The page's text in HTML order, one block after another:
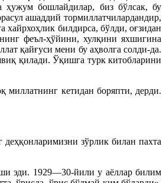
ҳужум бошлайдилар, биз бўлсак, бу
ашаддий тормиллатчилардандир,
билдирса, бўлди, оғзидан
феъл-ҳўйини, хулқини яхшигина
қайғуси мени бу аҳволга солди-да.
қилади. Ўқишга турк китобларини
миллатнинг кетидан боряпти, дерди.
зўрлик билан пахта
эди. 1929—30-йили у аёллар билим